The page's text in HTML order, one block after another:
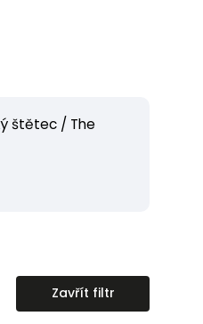
štětec / The
Zavřít filtr